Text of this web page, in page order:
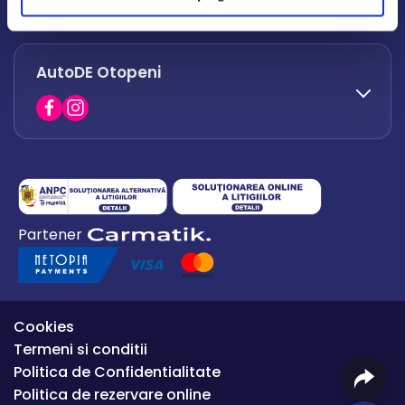
office.afumati@autode.ro
0730 063 852
0730 063 851
AutoDE Otopeni
0754 649 360
office.premium@autode.ro
Partener
Cookies
Termeni si conditii
Politica de Confidentialitate
Politica de rezervare online